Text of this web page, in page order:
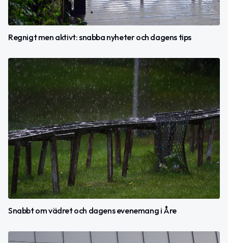
Regnigt men aktivt: snabba nyheter och dagens tips
Snabbt om vädret och dagens evenemang i Åre